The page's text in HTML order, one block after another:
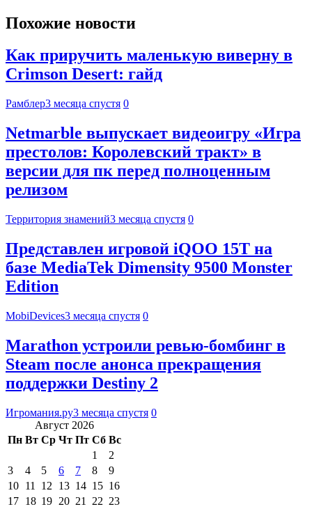
Похожие новости
Как приручить маленькую виверну в
Crimson Desert: гайд
Рамблер3 месяца спустя 0
Netmarble выпускает видеоигру «Игра
престолов: Королевский тракт» в
версии для пк перед полноценным
релизом
Территория знамений3 месяца спустя 0
Представлен игровой iQOO 15T на
базе MediaTek Dimensity 9500 Monster
Edition
MobiDevices3 месяца спустя 0
Marathon устроили ревью-бомбинг в
Steam после анонса прекращения
поддержки Destiny 2
Игромания.ру3 месяца спустя 0
Август 2026
Пн Вт Ср Чт Пт Сб Вс
1
2
3
4 5 6 7 8
9
10 11 12 13 14 15 16
17 18 19 20 21 22 23